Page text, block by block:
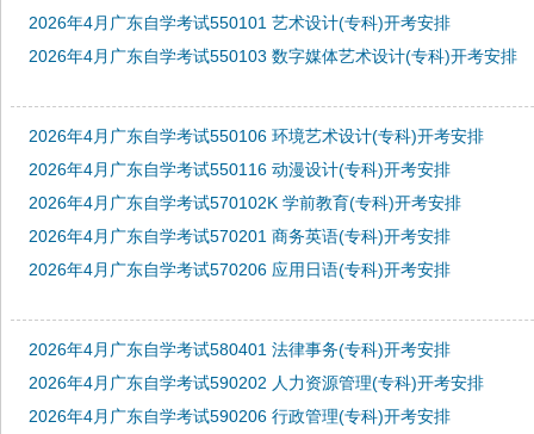
2026年4月广东自学考试550101 艺术设计(专科)开考安排
2026年4月广东自学考试550103 数字媒体艺术设计(专科)开考安排
2026年4月广东自学考试550106 环境艺术设计(专科)开考安排
2026年4月广东自学考试550116 动漫设计(专科)开考安排
2026年4月广东自学考试570102K 学前教育(专科)开考安排
2026年4月广东自学考试570201 商务英语(专科)开考安排
2026年4月广东自学考试570206 应用日语(专科)开考安排
2026年4月广东自学考试580401 法律事务(专科)开考安排
2026年4月广东自学考试590202 人力资源管理(专科)开考安排
2026年4月广东自学考试590206 行政管理(专科)开考安排